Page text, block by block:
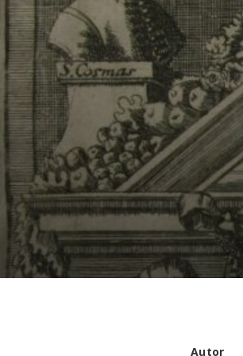
Autor